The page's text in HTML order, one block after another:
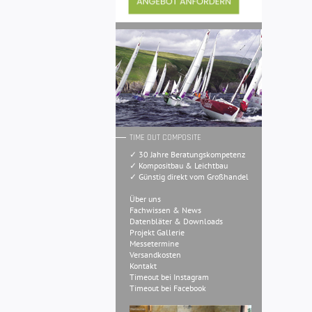
TIME OUT COMPOSITE
✓ 30 Jahre Beratungskompetenz
✓ Kompositbau & Leichtbau
✓ Günstig direkt vom Großhandel
Über uns
Fachwissen & News
Datenbläter & Downloads
Projekt Gallerie
Messetermine
Versandkosten
Kontakt
Timeout bei Instagram
Timeout bei Facebook